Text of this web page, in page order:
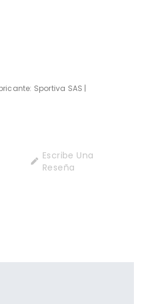
Sportiva SAS |
Escribe Una
Reseña